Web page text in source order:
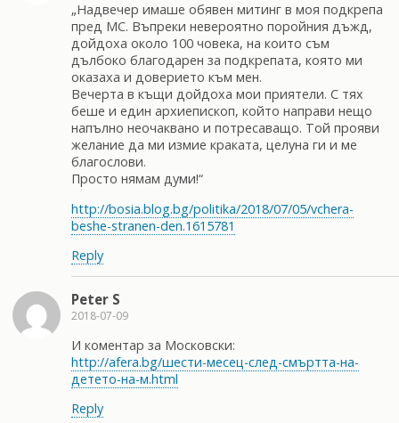
„Надвечер имаше обявен митинг в моя подкрепа
пред МС. Въпреки невероятно поройния дъжд,
дойдоха около 100 човека, на които съм
дълбоко благодарен за подкрепата, която ми
оказаха и доверието към мен.
Вечерта в къщи дойдоха мои приятели. С тях
беше и един архиепископ, който направи нещо
напълно неочаквано и потресаващо. Той прояви
желание да ми измие краката, целуна ги и ме
благослови.
Просто нямам думи!“
http://bosia.blog.bg/politika/2018/07/05/vchera-
beshe-stranen-den.1615781
Reply
Peter S
2018-07-09
И коментар за Московски:
http://afera.bg/шести-месец-след-смъртта-на-
детето-на-м.html
Reply